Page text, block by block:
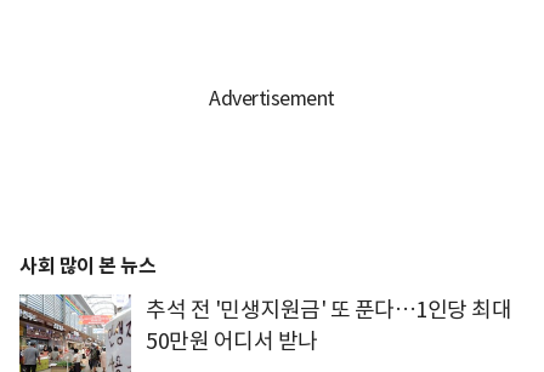
사회 많이 본 뉴스
추석 전 '민생지원금' 또 푼다…1인당 최대
50만원 어디서 받나